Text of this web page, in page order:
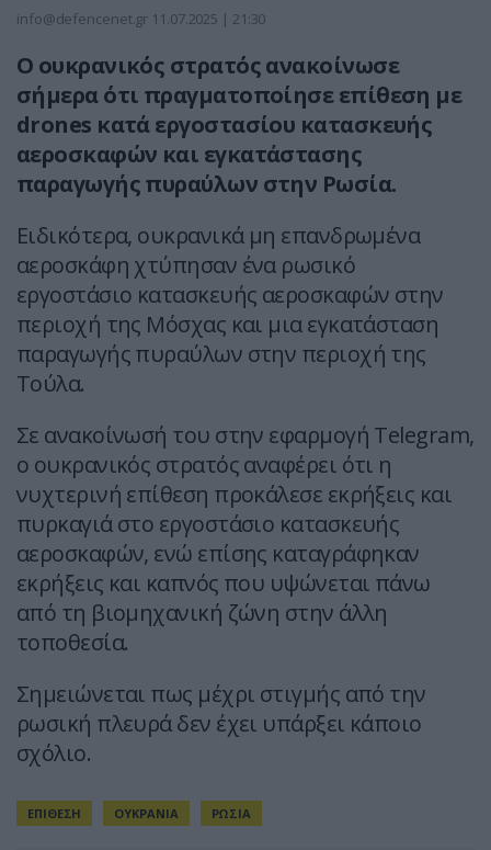
info@defencenet.gr 11.07.2025 | 21:30
Ο ουκρανικός στρατός ανακοίνωσε
σήμερα ότι πραγματοποίησε επίθεση με
drones κατά εργοστασίου κατασκευής
αεροσκαφών και εγκατάστασης
παραγωγής πυραύλων στην Ρωσία.
Ειδικότερα, ουκρανικά μη επανδρωμένα
αεροσκάφη χτύπησαν ένα ρωσικό
εργοστάσιο κατασκευής αεροσκαφών στην
περιοχή της Μόσχας και μια εγκατάσταση
παραγωγής πυραύλων στην περιοχή της
Τούλα.
Σε ανακοίνωσή του στην εφαρμογή Telegram,
ο ουκρανικός στρατός αναφέρει ότι η
νυχτερινή επίθεση προκάλεσε εκρήξεις και
πυρκαγιά στο εργοστάσιο κατασκευής
αεροσκαφών, ενώ επίσης καταγράφηκαν
εκρήξεις και καπνός που υψώνεται πάνω
από τη βιομηχανική ζώνη στην άλλη
τοποθεσία.
Σημειώνεται πως μέχρι στιγμής από την
ρωσική πλευρά δεν έχει υπάρξει κάποιο
σχόλιο.
ΕΠΙΘΕΣΗ ΟΥΚΡΑΝΙΑ ΡΩΣΙΑ